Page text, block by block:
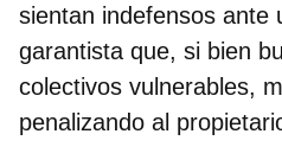
sientan indefensos ante
garantista que, si bien
colectivos vulnerables,
penalizando al